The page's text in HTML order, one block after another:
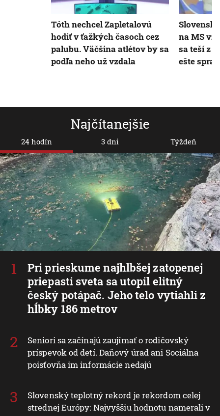
Najčítanejšie
24 hodín
Pri prieskume najhlbšej zatopenej
priepasti sveta sa utopil elitný
český potápač. Jeho telo vytiahli z
hĺbky 186 metrov
Seniori sa začínajú zaujímať o rodičovský
príspevok od detí. Daňový úrad ani Sociálna
poisťovňa im informácie nedajú
Slovenský teplotný rekord je rekordom celej
strednej Európy: Najvyššiu hodnotu namerali v
3 dni Týždeň
Tóth nechcel Zapletalovú
hodiť v ťažkých časoch cez
palubu. Väčšina atlétov by sa
podľa neho už vzdala
na MS
sa teší z
ešte